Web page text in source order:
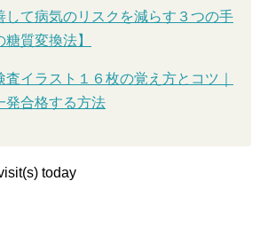
して病気のリスクを減らす３つの手
質変換法】
査イラスト１６枚の覚え方とコツ｜
発合格する方法
today